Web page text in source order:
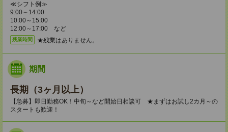
≪シフト例≫
9:00～14:00
10:00～15:00
12:00～17:00 など
残業時間 ★残業はありません。
期間
長期（3ヶ月以上）
【急募】即日勤務OK！中旬～など開始日相談可 ★まずはお試し2カ月～の
スタートも歓迎！